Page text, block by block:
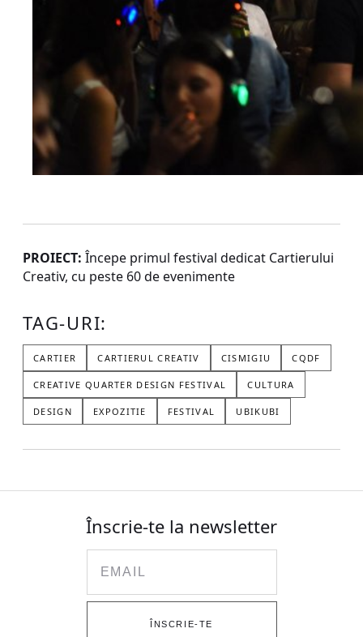
PROIECT: Începe primul festival dedicat Cartierului
Creativ, cu peste 60 de evenimente
TAG-URI:
CARTIER CARTIERUL CREATIV CISMIGIU CQDF
CREATIVE QUARTER DESIGN FESTIVAL CULTURA
DESIGN EXPOZITIE FESTIVAL UBIKUBI
Înscrie-te la newsletter
ÎNSCRIE-TE